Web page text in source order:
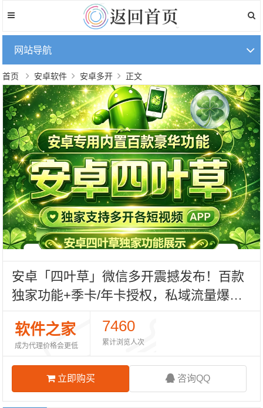
网站导航
首页 安卓软件 安卓多开 正文
安卓「四叶草」微信多开震撼发布！百款
独家功能+季卡/年卡授权，私域流量爆红
的幸运符！
软件之家
成为代理价格会更低
7460
累计浏览人次
立即购买 咨询QQ